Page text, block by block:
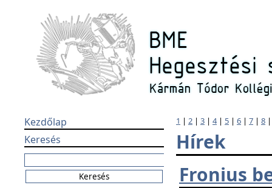
Kezdőlap
Keresés
1 | 2 | 3 | 4| 5 | 6 | 7 | 8
Hírek
Fronius